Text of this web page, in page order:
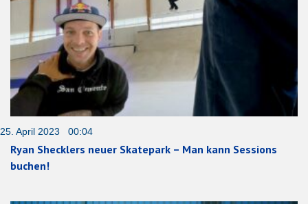
25. April 2023 00:04
Ryan Shecklers neuer Skatepark – Man kann Sessions
buchen!